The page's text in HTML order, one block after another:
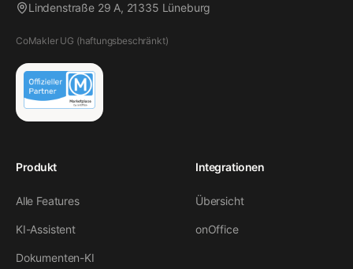
Lindenstraße 29 A, 21335 Lüneburg
CoMakler UG (haftungsbeschränkt)
Produkt
Alle Features
KI-Assistent
Dokumenten-KI
Integrationen
Übersicht
onOffice